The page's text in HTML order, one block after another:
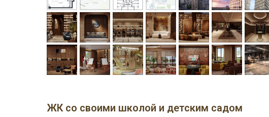
ЖК со своими школой и детским садом